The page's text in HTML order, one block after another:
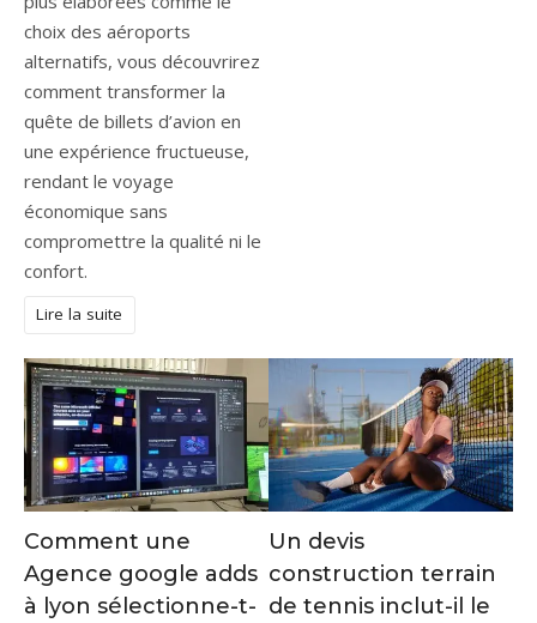
choix des aéroports
alternatifs, vous découvrirez
comment transformer la
quête de billets d’avion en
une expérience fructueuse,
rendant le voyage
économique sans
compromettre la qualité ni le
confort.
Lire la suite
Comment une
Agence google adds
à lyon sélectionne-t-
Un devis
construction terrain
de tennis inclut-il le